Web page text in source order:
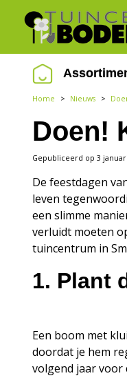
content
Home > Nieuws >
Doen!
Gepubliceerd op 3
De feestdagen
leven
een slimme
verluidt moeten
tuincentrum in
1. Plant
Een boom met
doordat je hem
volgend jaar voor